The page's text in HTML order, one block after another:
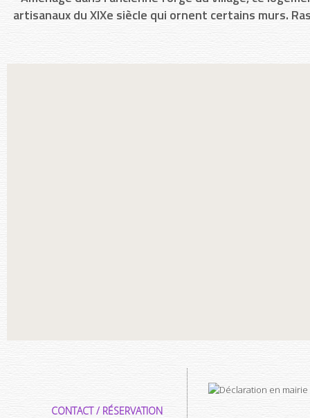
artisanaux du XIXe siècle qui ornent certains murs.
CONTACT / RÉSERVATION